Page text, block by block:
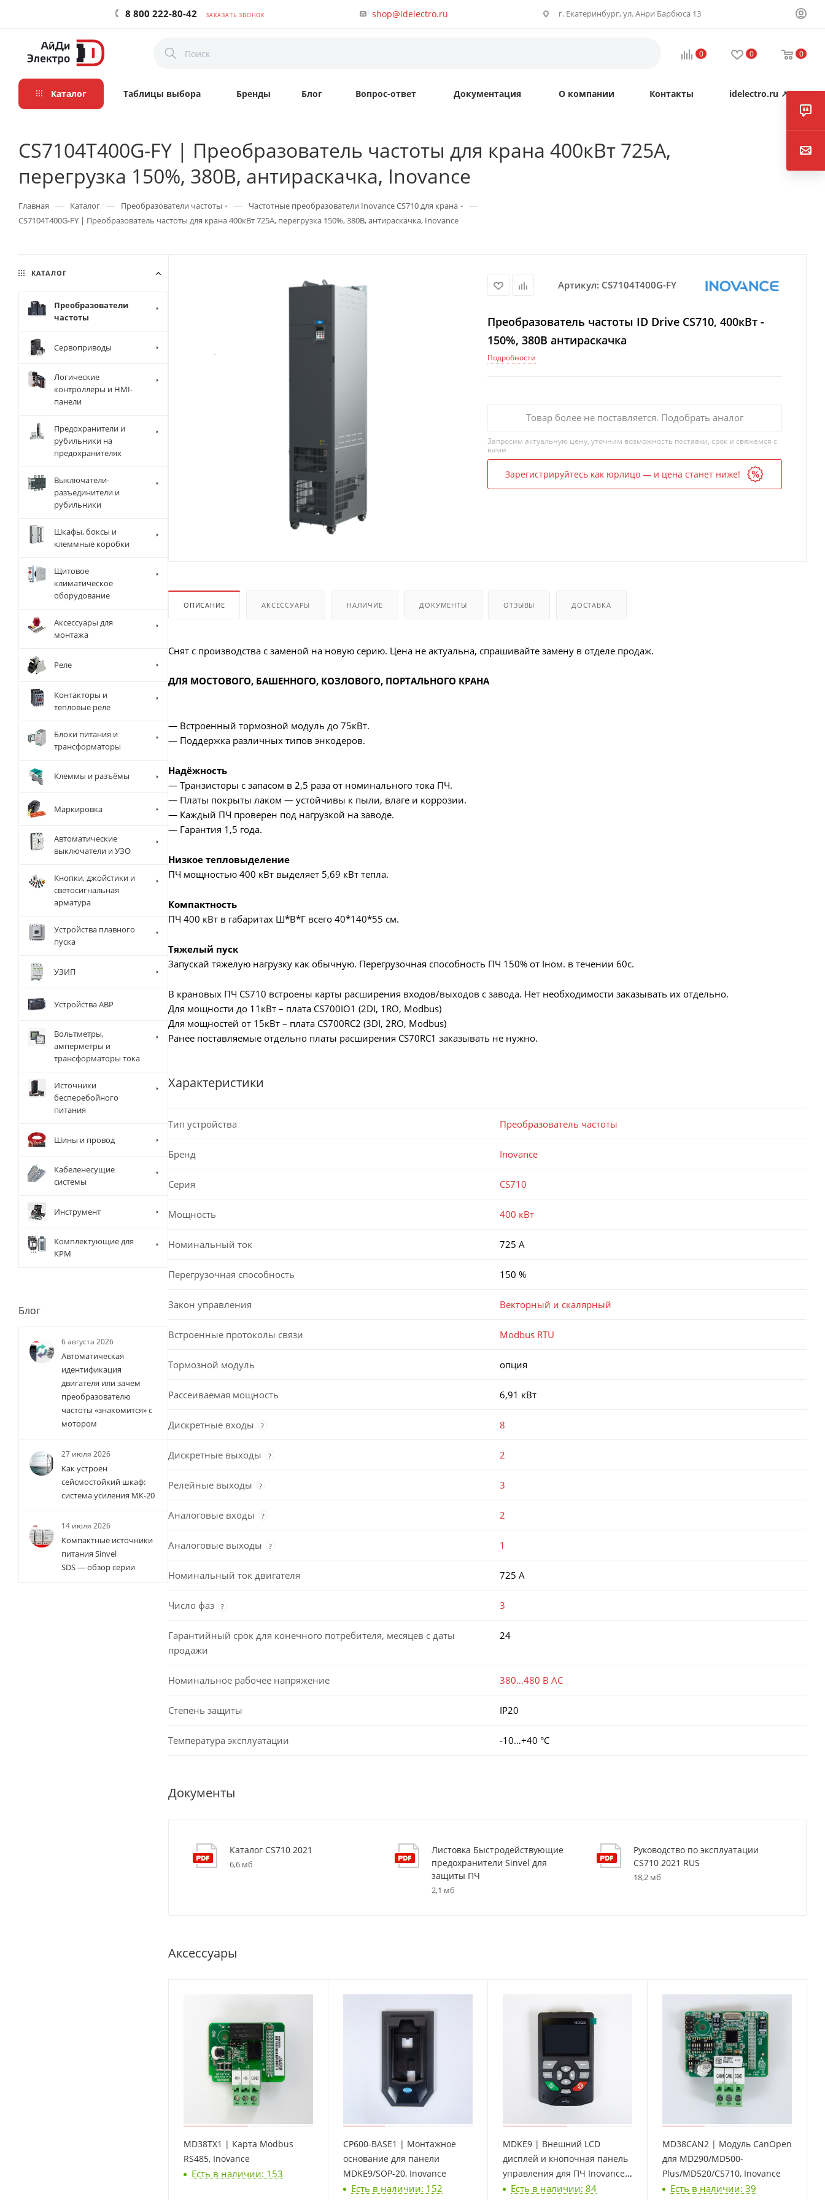
8 800 222-80-42 ЗАКАЗАТЬ ЗВОНОК shop@idelectro.ru г. Екатеринбург, ул. Анри Барбюса 13
0 0 0
Каталог Таблицы выбора Бренды Блог Вопрос-ответ Документация О компании Контакты idelectro.ru ↗
CS7104T400G-FY | Преобразователь частоты для крана 400кВт 725А,
перегрузка 150%, 380B, антираскачка, Inovance
Главная — Каталог — Преобразователи частоты — Частотные преобразователи Inovance CS710 для крана —
CS7104T400G-FY | Преобразователь частоты для крана 400кВт 725А, перегрузка 150%, 380B, антираскачка, Inovance
Артикул: CS7104T400G-FY
Преобразователь частоты ID Drive CS710, 400кВт -
150%, 380В антираскачка
Подробности
Товар более не поставляется. Подобрать аналог
Запросим актуальную цену, уточним возможность поставки, срок и свяжемся с
вами
Зарегистрируйтесь как юрлицо — и цена станет ниже!
ОПИСАНИЕ АКСЕССУАРЫ НАЛИЧИЕ ДОКУМЕНТЫ ОТЗЫВЫ ДОСТАВКА
Снят с производства с заменой на новую серию. Цена не актуальна, спрашивайте замену в отделе продаж.
ДЛЯ МОСТОВОГО, БАШЕННОГО, КОЗЛОВОГО, ПОРТАЛЬНОГО КРАНА
— Встроенный тормозной модуль до 75кВт.
— Поддержка различных типов энкодеров.
Надёжность
— Транзисторы с запасом в 2,5 раза от номинального тока ПЧ.
— Платы покрыты лаком — устойчивы к пыли, влаге и коррозии.
— Каждый ПЧ проверен под нагрузкой на заводе.
— Гарантия 1,5 года.
Низкое тепловыделение
ПЧ мощностью 400 кВт выделяет 5,69 кВт тепла.
Компактность
ПЧ 400 кВт в габаритах Ш*В*Г всего 40*140*55 см.
Тяжелый пуск
Запускай тяжелую нагрузку как обычную. Перегрузочная способность ПЧ 150% от Iном. в течении 60с.
В крановых ПЧ CS710 встроены карты расширения входов/выходов с завода. Нет необходимости заказывать их отдельно.
Для мощности до 11кВт – плата CS700IO1 (2DI, 1RO, Modbus)
Для мощностей от 15кВт – плата CS700RC2 (3DI, 2RO, Modbus)
Ранее поставляемые отдельно платы расширения CS70RC1 заказывать не нужно.
Характеристики
Тип устройства Преобразователь частоты
Бренд Inovance
Серия CS710
Мощность 400 кВт
Номинальный ток 725 А
Перегрузочная способность 150 %
Закон управления Векторный и скалярный
Встроенные протоколы связи Modbus RTU
Тормозной модуль опция
Рассеиваемая мощность 6,91 кВт
Дискретные входы ? 8
Дискретные выходы ? 2
Релейные выходы ? 3
Аналоговые входы ? 2
Аналоговые выходы ? 1
Номинальный ток двигателя 725 А
Число фаз ? 3
Гарантийный срок для конечного потребителя, месяцев с даты
продажи
24
Номинальное рабочее напряжение 380…480 В AC
Степень защиты IP20
Температура эксплуатации -10…+40 °С
Документы
Каталог CS710 2021
6,6 мб
Листовка Быстродействующие
предохранители Sinvel для
защиты ПЧ
2,1 мб
Руководство по эксплуатации
CS710 2021 RUS
18,2 мб
Аксессуары
MD38TX1 | Карта Modbus
RS485, Inovance
Есть в наличии: 153
CP600-BASE1 | Монтажное
основание для панели
MDKE9/SOP-20, Inovance
Есть в наличии: 152
MDKE9 | Внешний LCD
дисплей и кнопочная панель
управления для ПЧ Inovance,
Inovance
Есть в наличии: 84
MD38CAN2 | Модуль CanOpen
для MD290/MD500-
Plus/MD520/CS710, Inovance
Есть в наличии: 39
КАТАЛОГ
Преобразователи
частоты
Сервоприводы
Логические
контроллеры и HMI-
панели
Предохранители и
рубильники на
предохранителях
Выключатели-
разъединители и
рубильники
Шкафы, боксы и
клеммные коробки
Щитовое
климатическое
оборудование
Аксессуары для
монтажа
Реле
Контакторы и
тепловые реле
Блоки питания и
трансформаторы
Клеммы и разъёмы
Маркировка
Автоматические
выключатели и УЗО
Кнопки, джойстики и
светосигнальная
арматура
Устройства плавного
пуска
УЗИП
Устройства АВР
Вольтметры,
амперметры и
трансформаторы тока
Источники
бесперебойного
питания
Шины и провод
Кабеленесущие
системы
Инструмент
Комплектующие для
КРМ
Блог
6 августа 2026
Автоматическая
идентификация
двигателя или зачем
преобразователю
частоты «знакомится» с
мотором
27 июля 2026
Как устроен
сейсмостойкий шкаф:
система усиления МК-20
14 июля 2026
Компактные источники
питания Sinvel
SDS — обзор серии